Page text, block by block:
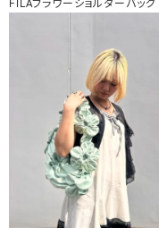
FILAフラワーショルダーバッグ